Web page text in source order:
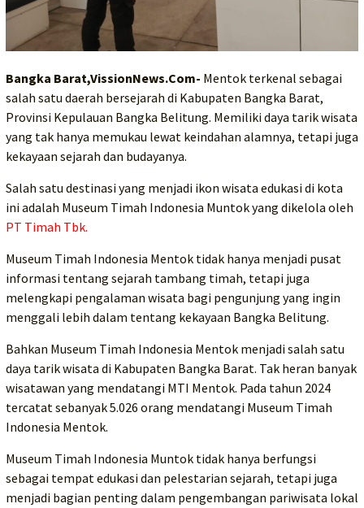
Bangka Barat,VissionNews.Com- Mentok terkenal sebagai
salah satu daerah bersejarah di Kabupaten Bangka Barat,
Provinsi Kepulauan Bangka Belitung. Memiliki daya tarik wisata
yang tak hanya memukau lewat keindahan alamnya, tetapi juga
kekayaan sejarah dan budayanya.
Salah satu destinasi yang menjadi ikon wisata edukasi di kota
ini adalah Museum Timah Indonesia Muntok yang dikelola oleh
PT Timah Tbk.
Museum Timah Indonesia Mentok tidak hanya menjadi pusat
informasi tentang sejarah tambang timah, tetapi juga
melengkapi pengalaman wisata bagi pengunjung yang ingin
menggali lebih dalam tentang kekayaan Bangka Belitung.
Bahkan Museum Timah Indonesia Mentok menjadi salah satu
daya tarik wisata di Kabupaten Bangka Barat. Tak heran banyak
wisatawan yang mendatangi MTI Mentok. Pada tahun 2024
tercatat sebanyak 5.026 orang mendatangi Museum Timah
Indonesia Mentok.
Museum Timah Indonesia Muntok tidak hanya berfungsi
sebagai tempat edukasi dan pelestarian sejarah, tetapi juga
menjadi bagian penting dalam pengembangan pariwisata lokal